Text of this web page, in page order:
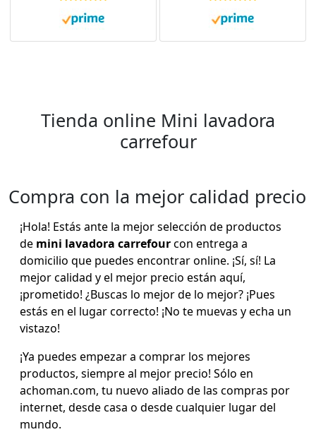
Calcetines, Ropa
Interior
Tienda online Mini lavadora
carrefour
Compra con la mejor calidad precio
¡Hola! Estás ante la mejor selección de productos
de mini lavadora carrefourcon entrega a
domicilio que puedes encontrar online. ¡Sí, sí! La
mejor calidad y el mejor precio están aquí,
¡prometido! ¿Buscas lo mejor de lo mejor? ¡Pues
estás en el lugar correcto! ¡No te muevas y echa un
vistazo!
¡Ya puedes empezar a comprar los mejores
productos, siempre al mejor precio! Sólo en
achoman.com, tu nuevo aliado de las compras por
internet, desde casa o desde cualquier lugar del
mundo.